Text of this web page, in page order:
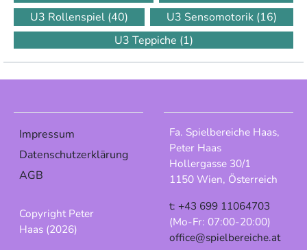
U3 Rollenspiel (40) U3 Sensomotorik (16)
U3 Teppiche (1)
Impressum
Datenschutzerklärung
AGB
Copyright Peter
Haas (2026)
Fa. Spielbereiche Haas,
Peter Haas
Hollergasse 30/1
1150 Wien, Österreich
t: +43 699 11064703
(Mo-Fr: 07:00-20:00)
office@spielbereiche.at